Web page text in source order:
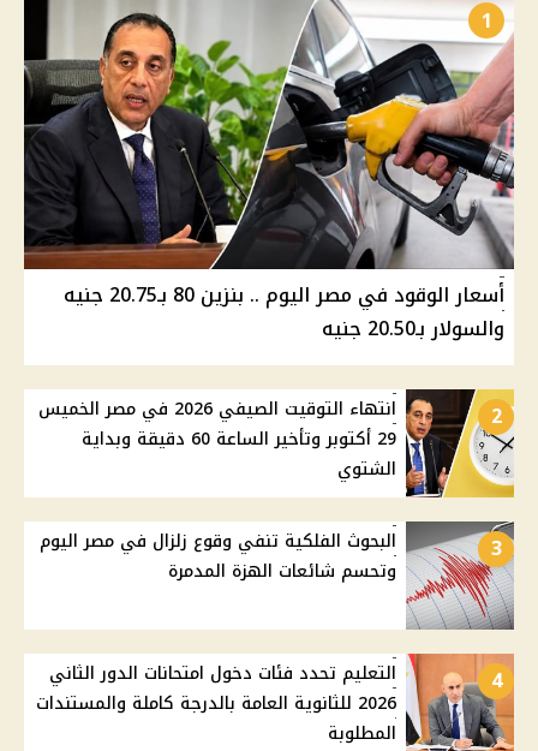
1
أسعار الوقود في مصر اليوم .. بنزين 80 بـ20.75 جنيه
والسولار بـ20.50 جنيه
2
انتهاء التوقيت الصيفي 2026 في مصر الخميس
29 أكتوبر وتأخير الساعة 60 دقيقة وبداية
الشتوي
3
البحوث الفلكية تنفي وقوع زلزال في مصر اليوم
وتحسم شائعات الهزة المدمرة
4
التعليم تحدد فئات دخول امتحانات الدور الثاني
2026 للثانوية العامة بالدرجة كاملة والمستندات
المطلوبة